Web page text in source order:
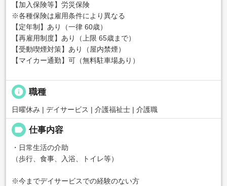
【加入保険等】労災保険
※各種保険は雇用条件により異なる
【定年制】あり（一律 60歳）
【再雇用制度】あり（上限 65歳まで）
【受動喫煙対策】あり（屋内禁煙）
【マイカー通勤】可（無料駐車場あり）
info 職種
日曜休み | デイサービス | 介護福祉士 | 介護職
label 仕事内容
・日常生活の介助
（歩行、食事、入浴、トイレ等）
※今までデイサービスでの経験のない方